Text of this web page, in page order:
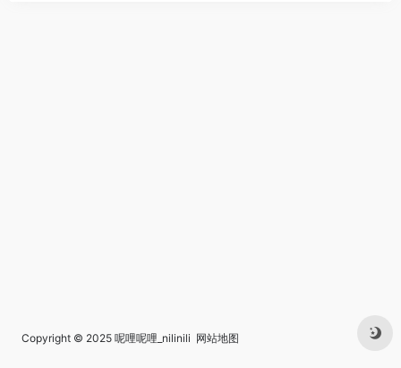
Copyright © 2025 呢哩呢哩_nilinili 网站地图